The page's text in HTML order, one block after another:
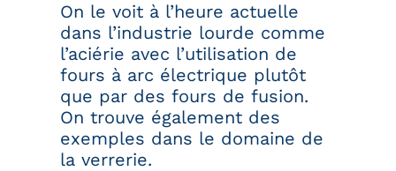
On le voit à l’heure actuelle
dans l’industrie lourde comme
l’aciérie avec l’utilisation de
fours à arc électrique plutôt
que par des fours de fusion.
On trouve également des
exemples dans le domaine de
la verrerie.